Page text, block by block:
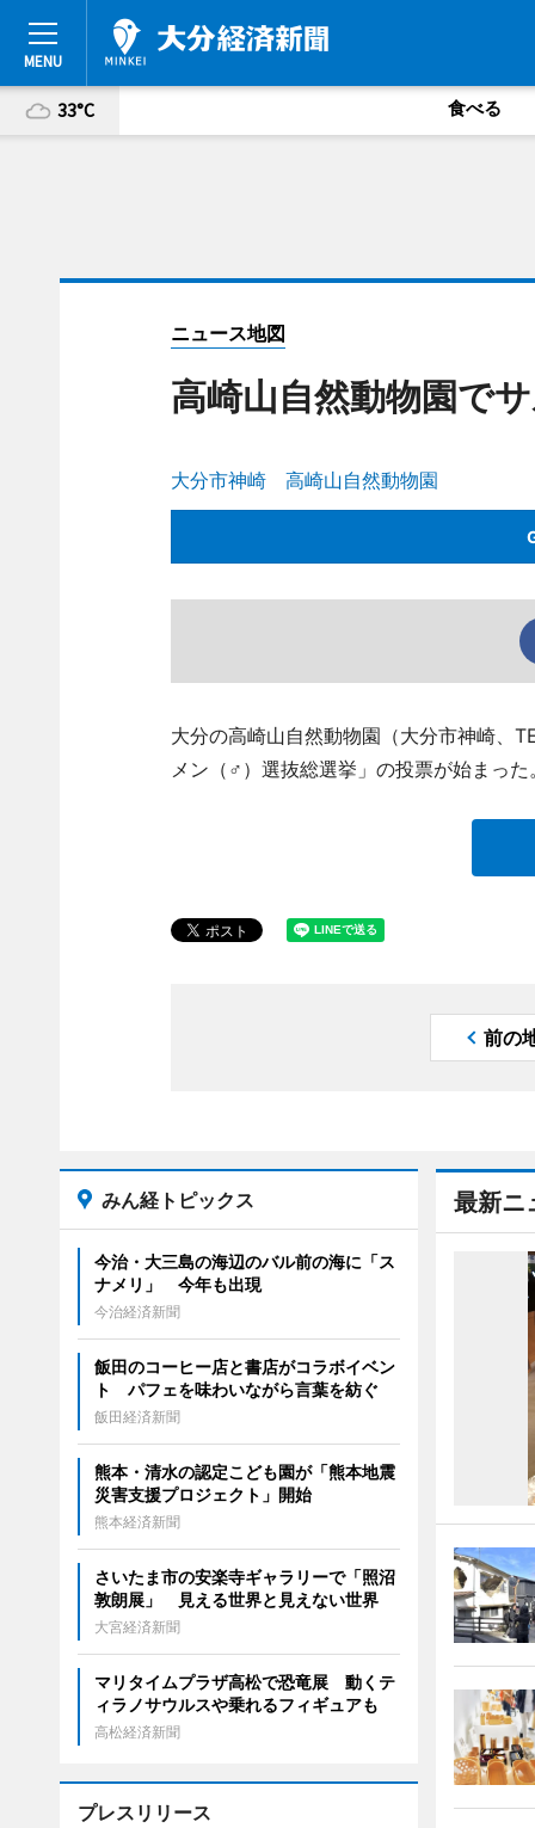
33°C 食べる
ニュース地図
高崎山自然動物園で
大分市神崎 高崎山自然動物園
大分の高崎山自然動物園（大分市神崎、
メン（♂）選抜総選挙」の投票が始まった
前の
最新ニ
みん経トピックス
今治・大三島の海辺のバル前の海に「ス
ナメリ」 今年も出現
今治経済新聞
飯田のコーヒー店と書店がコラボイベン
ト パフェを味わいながら言葉を紡ぐ
飯田経済新聞
熊本・清水の認定こども園が「熊本地震
災害支援プロジェクト」開始
熊本経済新聞
さいたま市の安楽寺ギャラリーで「照沼
敦朗展」 見える世界と見えない世界
大宮経済新聞
マリタイムプラザ高松で恐竜展 動くテ
ィラノサウルスや乗れるフィギュアも
高松経済新聞
プレスリリース